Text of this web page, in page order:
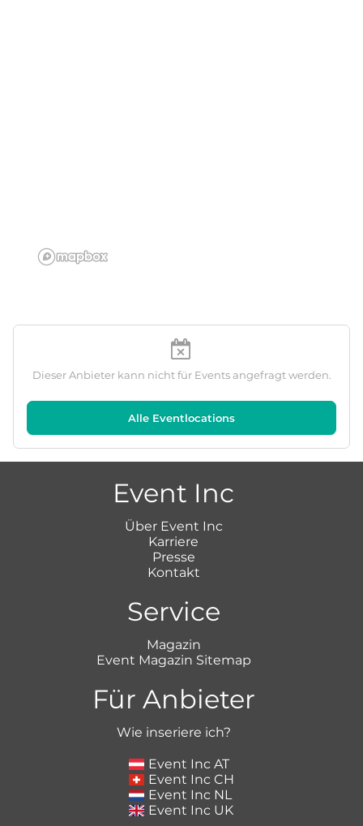
Dieser Anbieter kann nicht für Events angefragt werden.
Alle Eventlocations
Event Inc
Über Event Inc
Karriere
Presse
Kontakt
Service
Magazin
Event Magazin Sitemap
Für Anbieter
Wie inseriere ich?
Event Inc AT
Event Inc CH
Event Inc NL
Event Inc UK